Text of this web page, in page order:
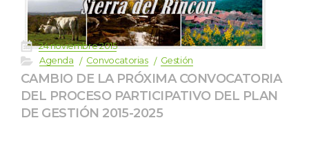
24 noviembre 2015
Agenda Convocatoria Gestión
CAMBIO DE LA PRÓXIMA CONVOCATORIA
DEL PROCESO PARTICIPATIVO DEL PLAN
DE GESTIÓN 2015-2025